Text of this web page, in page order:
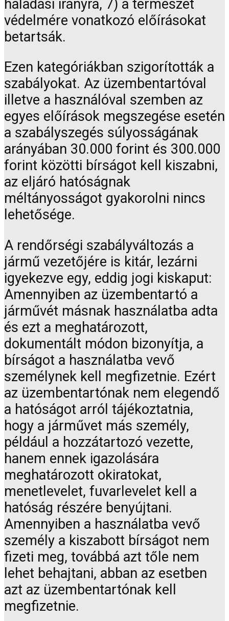
haladási irányra, 7) a természet
védelmére vonatkozó előírásokat
betartsák.
Ezen kategóriákban szigorították a
szabályokat. Az üzembentartóval
illetve a használóval szemben az
egyes előírások megszegése esetén
a szabályszegés súlyosságának
arányában 30.000 forint és 300.000
forint közötti bírságot kell kiszabni,
az eljáró hatóságnak
méltányosságot gyakorolni nincs
lehetősége.
A rendőrségi szabályváltozás a
jármű vezetőjére is kitár, lezárni
igyekezve egy, eddig jogi kiskaput:
Amennyiben az üzembentartó a
járművét másnak használatba adta
és ezt a meghatározott,
dokumentált módon bizonyítja, a
bírságot a használatba vevő
személynek kell megfizetnie. Ezért
az üzembentartónak nem elegendő
a hatóságot arról tájékoztatnia,
hogy a járművet más személy,
például a hozzátartozó vezette,
hanem ennek igazolására
meghatározott okiratokat,
menetlevelet, fuvarlevelet kell a
hatóság részére benyújtani.
Amennyiben a használatba vevő
személy a kiszabott bírságot nem
fizeti meg, továbbá azt tőle nem
lehet behajtani, abban az esetben
azt az üzembentartónak kell
megfizetnie.